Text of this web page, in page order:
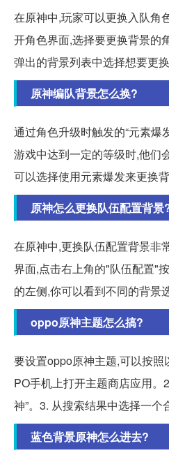
在原神中,玩家可以更换入队角
开角色界面,选择要更换背景的
弹出的背景列表中选择想要更
原神编队背景怎么换?
通过角色升级时触发的“元素爆
游戏中达到一定的等级时,他们
可以选择使用元素爆发来更换背
原神怎么更换队伍配置背景
在原神中,更换队伍配置背景非
界面,点击右上角的"队伍配置"
的左侧,你可以看到不同的背景
oppo原神主题怎么搞?
要设置oppo原神主题,可以按
PO手机上打开主题商店应用。
神”。3. 从搜索结果中选择一个
蓝色背景原神怎么进去?